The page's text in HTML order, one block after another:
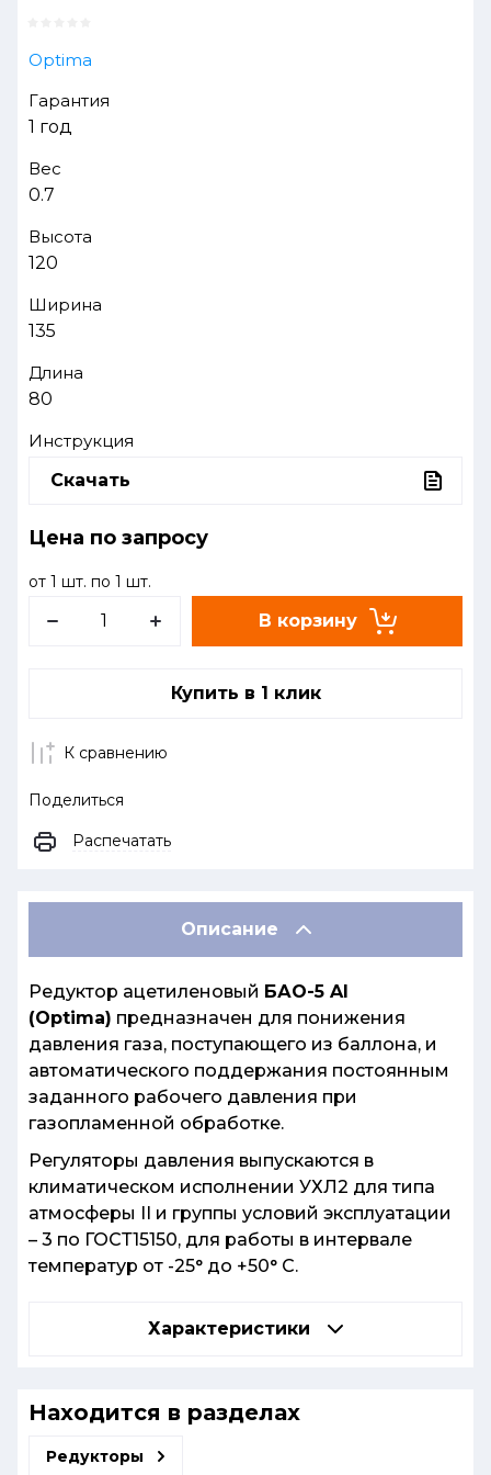
Optima
Гарантия
1 год
Вес
0.7
Высота
120
Ширина
135
Длина
80
Инструкция
Скачать
Цена по запросу
от 1 шт. по 1 шт.
В корзину
Купить в 1 клик
К сравнению
Поделиться
Распечатать
Описание
Редуктор ацетиленовый БАО-5 Al
(Optima) предназначен для понижения
давления газа, поступающего из баллона, и
автоматического поддержания постоянным
заданного рабочего давления при
газопламенной обработке.
Регуляторы давления выпускаются в
климатическом исполнении УХЛ2 для типа
атмосферы II и группы условий эксплуатации
– 3 по ГОСТ15150, для работы в интервале
температур от -25° до +50° С.
Характеристики
Находится в разделах
Редукторы